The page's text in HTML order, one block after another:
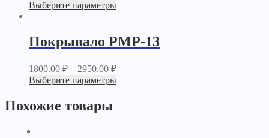
Выберите параметры
Покрывало PМР-13
1800.00 ₽ – 2950.00 ₽
Выберите параметры
Похожие товары